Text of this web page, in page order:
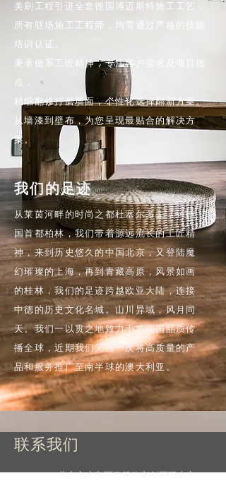
美刷工程引进全套德国博迈斯特施工工艺，
所有驻场施工工程师，均需通过严格的技能
培训认证。
秉承德系工匠精神，专注客户需求及项目痛
点，
精细翻修打磨墙面，个性化选择翻新方案。
从墙漆到壁布，为您呈现最贴合的解决方
案。
我们的足迹
从莱茵河畔的时尚之都杜塞尔多夫，到德
国首都柏林，我们带着源远流长的工匠精
神，来到历史悠久的中国北京，又登陆魔
幻璀璨的上海，再到青藏高原，风景如画
的桂林，我们的足迹跨越欧亚大陆，连接
中德的历史文化名城。山川异域，风月同
天。我们一以贯之地致力于将德国品质传
播全球，近期我们又再一次将高质量的产
品和服务推广至南半球的澳大利亚。
联系我们
北京市大兴区欣雅街兴创国际中心